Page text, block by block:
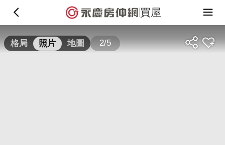
買屋
格局 照片 地圖 2/5